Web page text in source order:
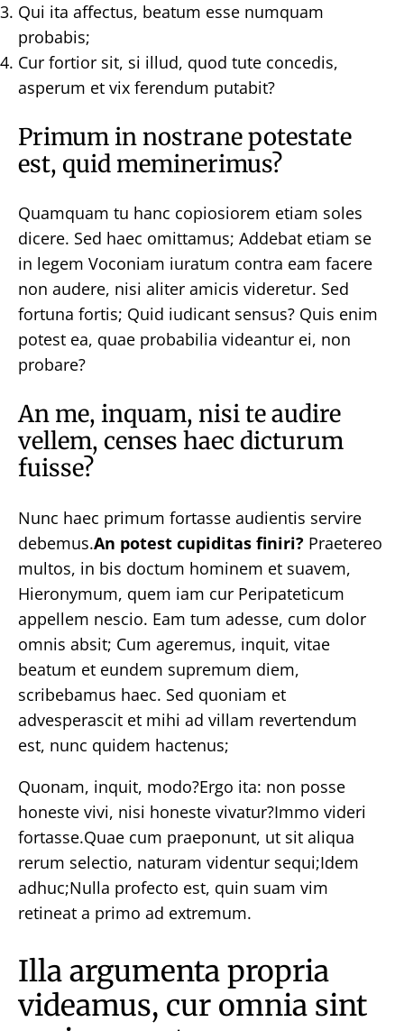
Qui ita affectus, beatum esse numquam
probabis;
Cur fortior sit, si illud, quod tute concedis,
asperum et vix ferendum putabit?
Primum in nostrane potestate
est, quid meminerimus?
Quamquam tu hanc copiosiorem etiam soles
dicere. Sed haec omittamus; Addebat etiam se
in legem Voconiam iuratum contra eam facere
non audere, nisi aliter amicis videretur. Sed
fortuna fortis; Quid iudicant sensus? Quis enim
potest ea, quae probabilia videantur ei, non
probare?
An me, inquam, nisi te audire
vellem, censes haec dicturum
fuisse?
Nunc haec primum fortasse audientis servire
debemus.An potest cupiditas finiri? Praetereo
multos, in bis doctum hominem et suavem,
Hieronymum, quem iam cur Peripateticum
appellem nescio. Eam tum adesse, cum dolor
omnis absit; Cum ageremus, inquit, vitae
beatum et eundem supremum diem,
scribebamus haec. Sed quoniam et
advesperascit et mihi ad villam revertendum
est, nunc quidem hactenus;
Quonam, inquit, modo?Ergo ita: non posse
honeste vivi, nisi honeste vivatur?Immo videri
fortasse.Quae cum praeponunt, ut sit aliqua
rerum selectio, naturam videntur sequi;Idem
adhuc;Nulla profecto est, quin suam vim
retineat a primo ad extremum.
Illa argumenta propria
videamus, cur omnia sint